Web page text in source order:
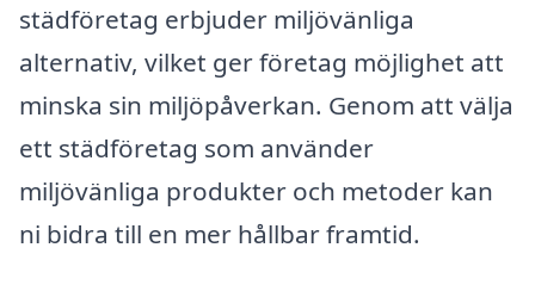
städföretag erbjuder miljövänliga
alternativ, vilket ger företag möjlighet att
minska sin miljöpåverkan. Genom att välja
ett städföretag som använder
miljövänliga produkter och metoder kan
ni bidra till en mer hållbar framtid.